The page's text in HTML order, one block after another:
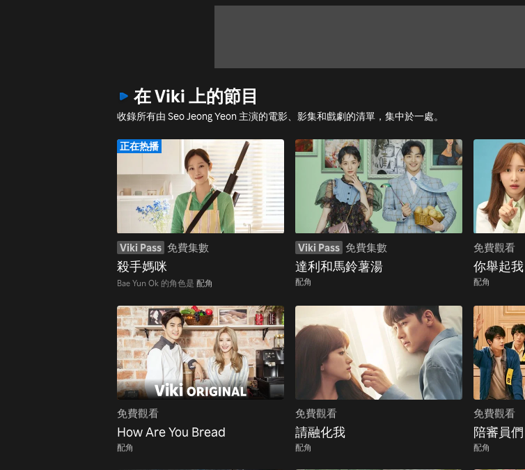
在 Viki 上的節目
收錄所有由 Seo Jeong Yeon 主演的電影、影集和戲劇的清單，集中於一處。
正在热播
Viki Pass 免費集數
殺手媽咪
Bae Yun Ok 的角色是 配角
Viki Pass 免費集數
達利和馬鈴薯湯
配角
免費觀看
你舉起我
配角
免費觀看
How Are You Bread
配角
免費觀看
請融化我
配角
免費觀看
陪審員們
配角